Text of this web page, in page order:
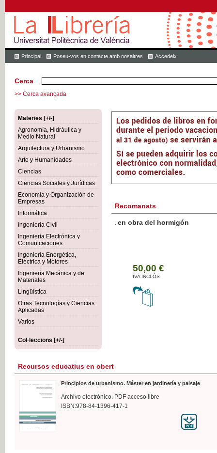
Principal Poseu-vos en contacte amb nosaltres Accedeix
Cerca
>> Cerca avançada
Materies [+/-]
Agronomía, Hidráulica y
Medio Natural
Arquitectura y Urbanismo
Arte y Humanidades
Ciencias
Ciencias Sociales y Jurídicas
Economía y Organización de
Empresas
Informática
Ingeniería Civil
Ingeniería Electrónica y
Comunicaciones
Ingeniería Energética,
Eléctrica y Motores
Ingeniería Mecánica y de
Materiales
Lingüística
Otras Tecnologías y Ciencias
Aplicadas
Varios
Col·leccions [+/-]
Recomanats
Botánica Agroalimentaria
Recursos educatius en obert
Principios de urbanismo. Máster en jardinería y paisaje
Archivo electrónico. PDF acceso libre
ISBN:978-84-1396-417-1